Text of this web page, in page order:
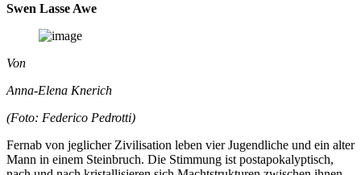
Swen Lasse Awe
Von
Anna-Elena Knerich
(Foto: Federico Pedrotti)
Fernab von jeglicher Zivilisation leben vier Jugendliche und ein alter
Mann in einem Steinbruch. Die Stimmung ist postapokalyptisch,